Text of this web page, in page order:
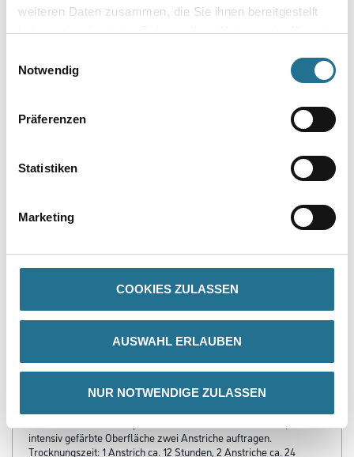
weiteren Daten zusammen, die Sie ihnen bereitgestellt
haben oder die sie im Rahmen Ihrer Nutzung der Dienste
Notwendig
Präferenzen
Statistiken
Marketing
COOKIES ZULASSEN
AUSWAHL ERLAUBEN
NUR NOTWENDIGE ZULASSEN
- Leicht zu verarbeiten
- Holzanstrich für innen
- Naturöl-Wachs-Basis
- Offenporig
- Seidenmatt oder matt
- Höchste Ergiebigkeit!
intensiv gefärbte Oberfläche zwei Anstriche auftragen.
Trocknungszeit: 1 Anstrich ca. 12 Stunden, 2 Anstriche ca. 24